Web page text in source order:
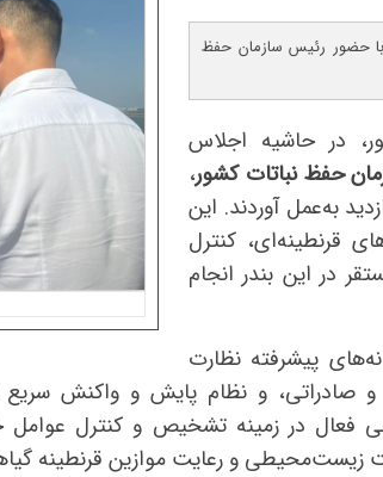
حضور رئیس سازمان حفظ
در حاشیه اجلاس
حفظ نباتات کشور،
به‌عمل آوردند. این
قرنطینه‌ای، کنترل
در این بندر انجام
پیشرفته نظارت
و صادراتی، و نظام پایش و واکنش سریع
در زمینه تشخیص و کنترل عوامل
و رعایت موازین قرنطینه